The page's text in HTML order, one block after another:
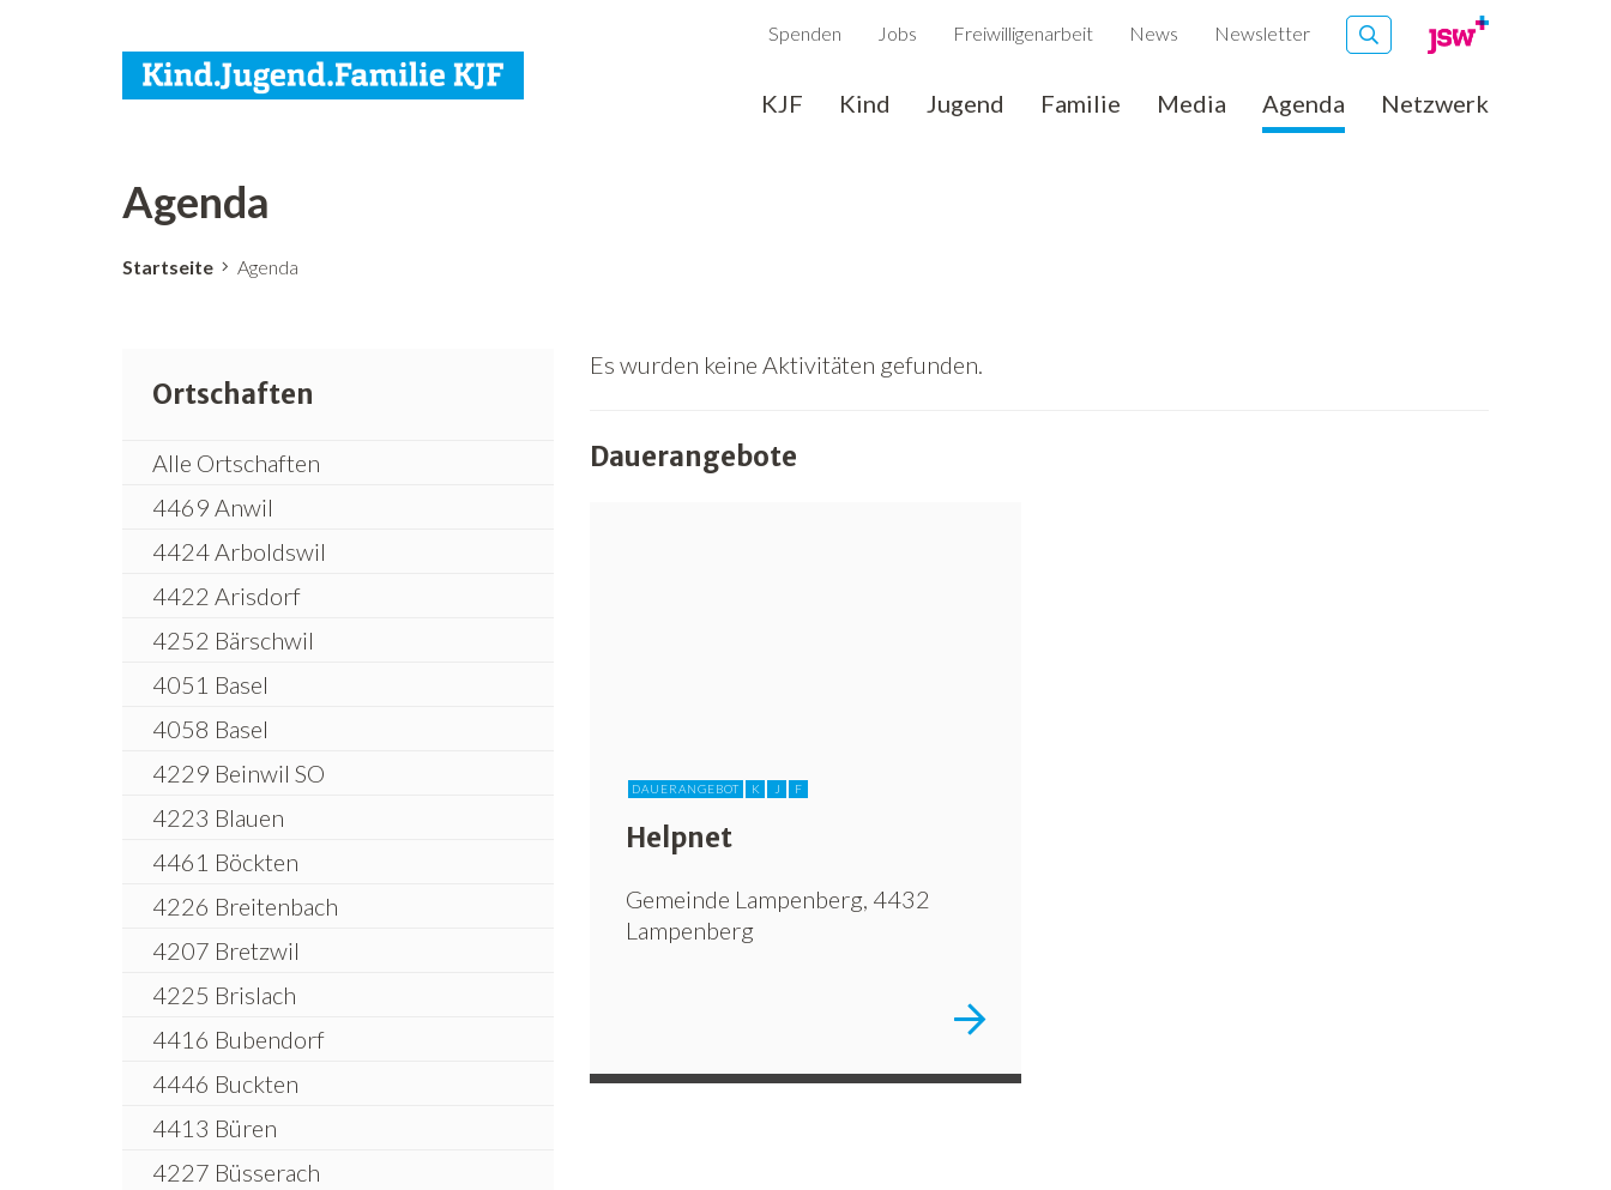
Spenden Jobs Freiwilligenarbeit News Newsletter
KJF Kind Jugend Familie Media Agenda Netzwerk
Agenda
Startseite Agenda
Ortschaften
Alle Ortschaften
4469 Anwil
4424 Arboldswil
4422 Arisdorf
4252 Bärschwil
4051 Basel
4058 Basel
4229 Beinwil SO
4223 Blauen
4461 Böckten
4226 Breitenbach
4207 Bretzwil
4225 Brislach
4416 Bubendorf
4446 Buckten
4413 Büren
4227 Büsserach
Es wurden keine Aktivitäten gefunden.
Dauerangebote
DAUERANGEBOT K J F
Helpnet
Gemeinde Lampenberg, 4432
Lampenberg